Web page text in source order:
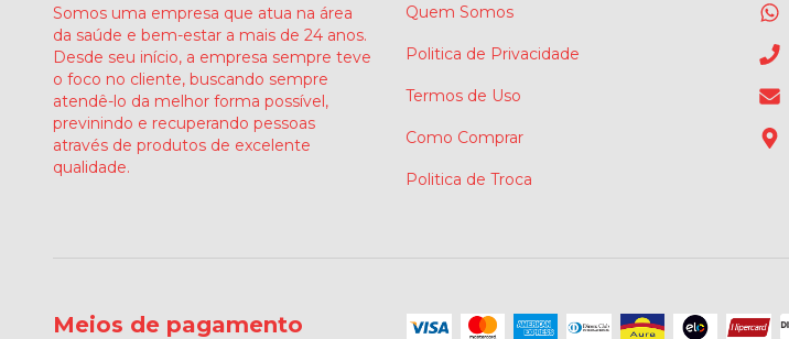
Somos uma empresa que atua na área
da saúde e bem-estar a mais de 24 anos.
Desde seu início, a empresa sempre teve
o foco no cliente, buscando sempre
atendê-lo da melhor forma possível,
previnindo e recuperando pessoas
através de produtos de excelente
qualidade.
Quem Somos
Politica de Privacidade
Termos de Uso
Como Comprar
Politica de Troca
Meios de pagamento